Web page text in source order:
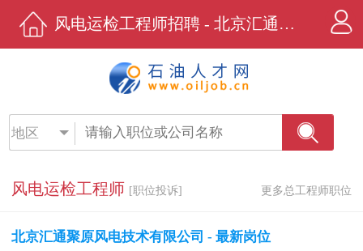
风电运检工程师招聘 - 北京汇通聚原风电技术有限公司 - 石油人才网
地区
风电运检工程师 [职位投诉] 更多总工程师职位
北京汇通聚原风电技术有限公司 - 最新岗位